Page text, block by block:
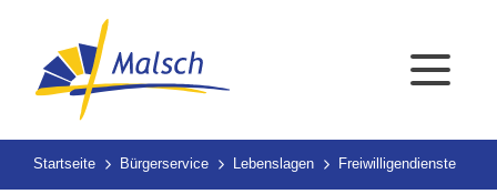
Startseite Bürgerservice Lebenslagen Freiwilligendienste